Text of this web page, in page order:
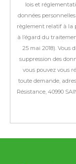
lois et
données
règlement relatif à la
à l’égard du
25 mai 2018).Vous
suppression des
vous pouvez vous
toute demande,
Résistance, 40990